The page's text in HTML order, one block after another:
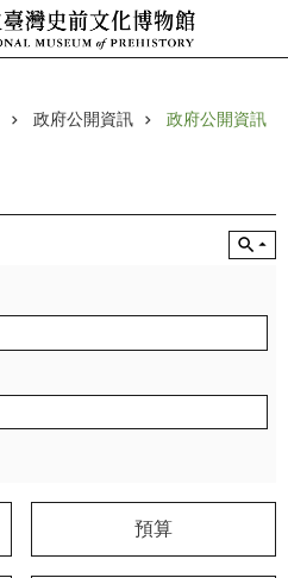
政府公開資訊 政府公開資訊
預算